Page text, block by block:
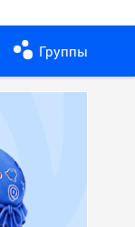
Группы